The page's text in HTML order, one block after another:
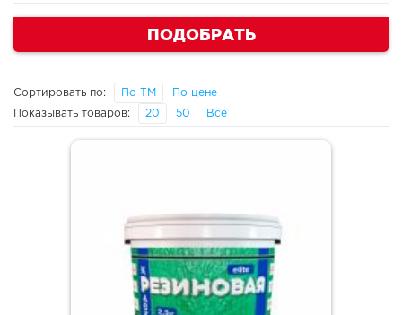
ПОДОБРАТЬ
Сортировать по: По ТМ По цене
Показывать товаров: 20 50 Все